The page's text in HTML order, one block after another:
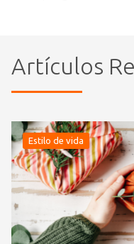
Artículos
Estilo de vida